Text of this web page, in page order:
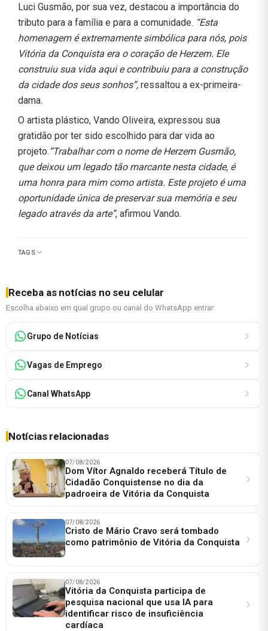
Luci Gusmão, por sua vez, destacou a importância do
tributo para a família e para a comunidade. “Esta
homenagem é extremamente simbólica para nós, pois
Vitória da Conquista era o coração de Herzem. Ele
construiu sua vida aqui e contribuiu para a construção
da cidade dos seus sonhos”, ressaltou a ex-primeira-
dama.
O artista plástico, Vando Oliveira, expressou sua
gratidão por ter sido escolhido para dar vida ao
projeto. “Trabalhar com o nome de Herzem Gusmão,
que deixou um legado tão marcante nesta cidade, é
uma honra para mim como artista. Este projeto é uma
oportunidade única de preservar sua memória e seu
legado através da arte”, afirmou Vando.
TAGS
Receba as notícias no seu celular
Escolha abaixo em qual grupo ou canal do WhatsApp entrar:
Grupo de Notícias
Vagas de Emprego
Canal WhatsApp
Notícias relacionadas
07/08/2026
Dom Vítor Agnaldo receberá Título de
Cidadão Conquistense no dia da
padroeira de Vitória da Conquista
07/08/2026
Cristo de Mário Cravo será tombado
como patrimônio de Vitória da Conquista
07/08/2026
Vitória da Conquista participa de
pesquisa nacional que usa IA para
identificar risco de insuficiência
cardíaca